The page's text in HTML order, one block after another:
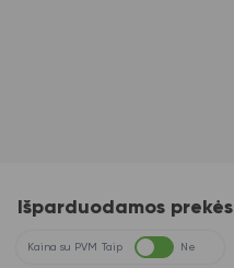
Išparduodamos prekės
Kaina su PVM Taip Ne